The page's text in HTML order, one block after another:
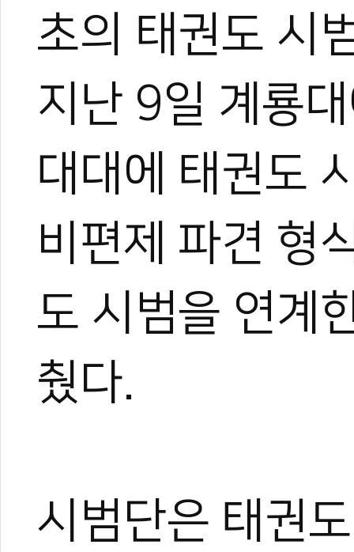
초의 태권도 시
지난 9일 계룡
대대에 태권도
비편제 파견 형
도 시범을 연계
췄다.
시범단은 태권